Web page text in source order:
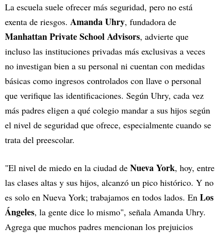
La escuela suele ofrecer más seguridad, pero no está
exenta de riesgos. Amanda Uhry, fundadora de
Manhattan Private School Advisors, advierte que
incluso las instituciones privadas más exclusivas a veces
no investigan bien a su personal ni cuentan con medidas
básicas como ingresos controlados con llave o personal
que verifique las identificaciones. Según Uhry, cada vez
más padres eligen a qué colegio mandar a sus hijos según
el nivel de seguridad que ofrece, especialmente cuando se
trata del preescolar.
"El nivel de miedo en la ciudad de Nueva York, hoy, entre
las clases altas y sus hijos, alcanzó un pico histórico. Y no
es solo en Nueva York; trabajamos en todos lados. En Los
Ángeles, la gente dice lo mismo", señala Amanda Uhry.
Agrega que muchos padres mencionan los prejuicios